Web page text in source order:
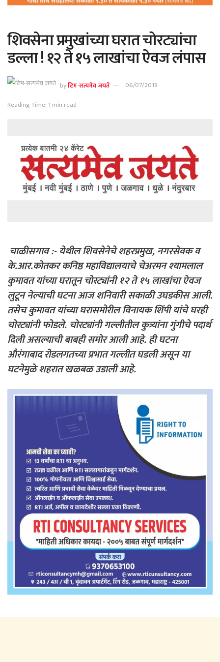
शिवसेना प्रमुखांच्या घरात चोरट्यांचा
डल्ला ! १२ ते १५ लाखांचा ऐवज लंपास
byटिम-सत्यमेव जयते
06/07/2019
Reading Time: 1 min read
चाळीसगाव :- येथील शिवसेनेचे शहरप्रमुख, नगरसेवक व
के.आर.कोतकर कनिष्ठ महाविद्यालयाचे चेअरमन श्यामलाल
कुमावत यांच्या घरातून चोरट्यांनी १२ ते १५ लाखांचा ऐवज
लुटून नेल्याची घटना आज शनिवारी सकाळी उघडकीस आली.
तसेच कुमावत यांच्या घरासमोरील विनायक शिंपी यांचे घरही
चोरट्यांनी फोडले. चोरट्यांनी गल्लीतील कुत्र्यांना गुंगीचे पदार्थ
दिली असल्याची बाबही समोर आली आहे. ही घटना
औरंगाबाद रोडलगतच्या प्रभात गल्लीत घडली असून या
घटनेमुळे शहरात खळबळ उडाली आहे.